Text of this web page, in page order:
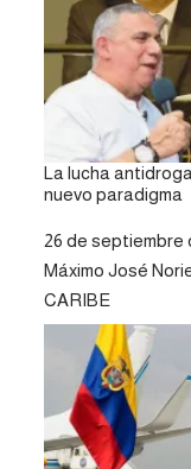
La lucha
nuevo paradigma
Fecha
26 de septiembre
Autor
Máximo José
Respecto a
CARIBE